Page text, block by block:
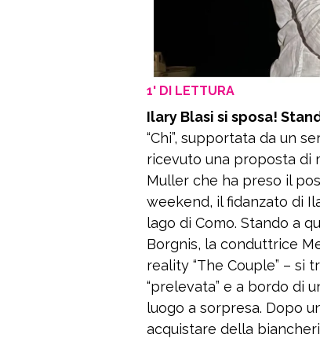
1' DI LETTURA
Ilary Blasi si sposa!
“Chi”, supportata da un
ricevuto una proposta di
Muller che ha preso il
weekend, il fidanzato di
lago di Como. Stando a
Borgnis, la conduttrice
reality “The Couple” – si
“prelevata” e a bordo di
luogo a sorpresa. Dopo
acquistare della